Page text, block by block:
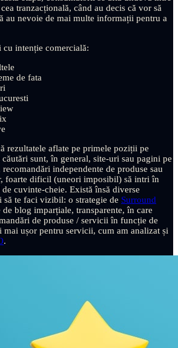
tranzacțională, când au decis că vor să
au nevoie de mai multe informații pentru a
cu intenție comercială:
de fata
rezultatele aflate pe primele poziții pe
sunt, în general, site-uri sau pagini pe
independente de produse sau
foarte dificil (uneori imposibil) să intri în
cuvinte-cheie. Există însă diverse
te faci vizibil: o strategie de Surround
de blog imparțiale, transparente, în care
de produse / servicii în funcție de
mai ușor pentru servicii, cum am analizat și
.